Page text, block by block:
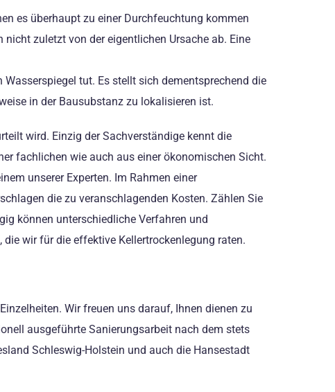
es überhaupt zu einer Durchfeuchtung kommen
zuletzt von der eigentlichen Ursache ab. Eine
tut. Es stellt sich dementsprechend die
in der Bausubstanz zu lokalisieren ist.
wird. Einzig der Sachverständige kennt die
fachlichen wie auch aus einer ökonomischen Sicht.
unserer Experten. Im Rahmen einer
die zu veranschlagenden Kosten. Zählen Sie
können unterschiedliche Verfahren und
wir für die effektive Kellertrockenlegung raten.
Wir freuen uns darauf, Ihnen dienen zu
ausgeführte Sanierungsarbeit nach dem stets
Schleswig-Holstein und auch die Hansestadt